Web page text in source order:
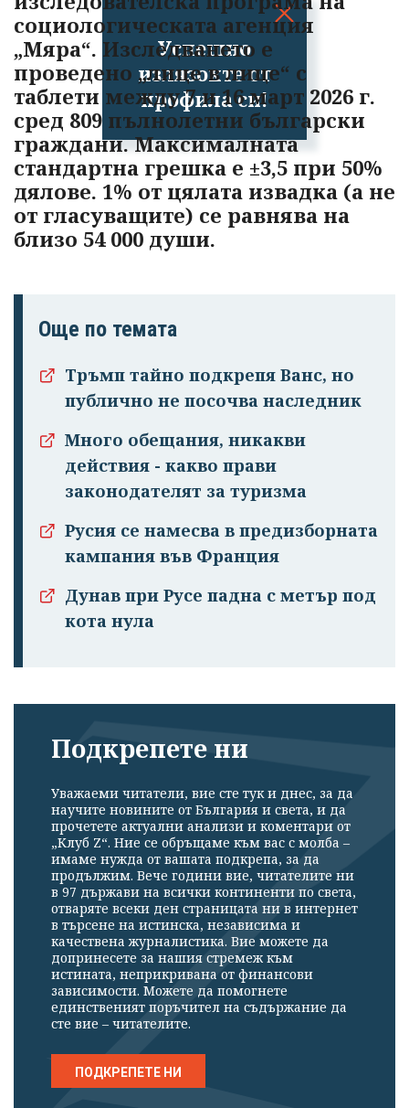
Успешно
излязохте от
профила си!
социологическата агенция
„Мяра“. Изследването е
проведено „лице в лице“ с
таблети между 7 и 16 март 2026 г.
сред 809 пълнолетни български
граждани. Максималната
стандартна грешка е ±3,5 при 50%
дялове. 1% от цялата извадка (а не
от гласуващите) се равнява на
близо 54 000 души.
Още по темата
Тръмп тайно подкрепя Ванс, но
публично не посочва наследник
Много обещания, никакви
действия - какво прави
законодателят за туризма
Русия се намесва в предизборната
кампания във Франция
Дунав при Русе падна с метър под
кота нула
Подкрепете ни
Уважаеми читатели, вие сте тук и днес, за да
научите новините от България и света, и да
прочетете актуални анализи и коментари от
„Клуб Z“. Ние се обръщаме към вас с молба –
имаме нужда от вашата подкрепа, за да
продължим. Вече години вие, читателите ни
в 97 държави на всички континенти по света,
отваряте всеки ден страницата ни в интернет
в търсене на истинска, независима и
качествена журналистика. Вие можете да
допринесете за нашия стремеж към
истината, неприкривана от финансови
зависимости. Можете да помогнете
единственият поръчител на съдържание да
сте вие – читателите.
ПОДКРЕПЕТЕ НИ